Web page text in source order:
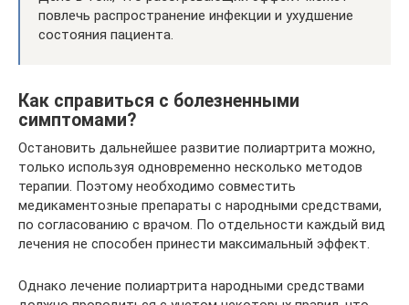
повлечь распространение инфекции и ухудшение
состояния пациента.
Как справиться с болезненными
симптомами?
Остановить дальнейшее развитие полиартрита можно,
только используя одновременно несколько методов
терапии. Поэтому необходимо совместить
медикаментозные препараты с народными средствами,
по согласованию с врачом. По отдельности каждый вид
лечения не способен принести максимальный эффект.
Однако лечение полиартрита народными средствами